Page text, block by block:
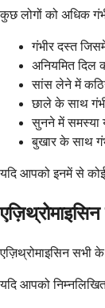
कुछ लोगों को अधिक
गंभीर दस्त
अनियमित दिल
सांस लेने में
छाले के साथ
सुनने में समस्या
बुखार के साथ
यदि आपको इनमें से कोई
एज़िथ्रोमाइसिन सभी
यदि आपको